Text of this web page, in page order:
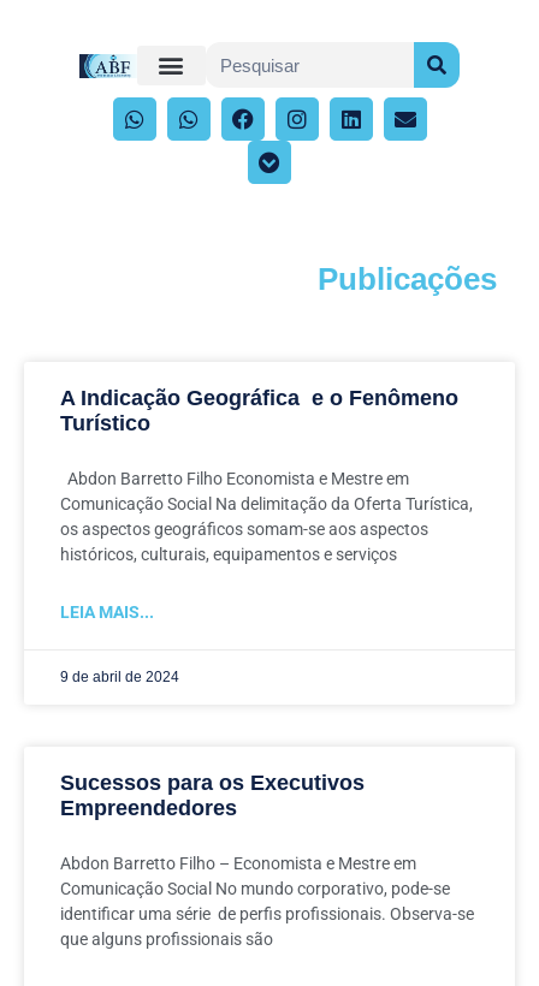
Publicações
A Indicação Geográfica e o Fenômeno
Turístico
Abdon Barretto Filho Economista e Mestre em
Comunicação Social Na delimitação da Oferta Turística,
os aspectos geográficos somam-se aos aspectos
históricos, culturais, equipamentos e serviços
LEIA MAIS...
9 de abril de 2024
Sucessos para os Executivos
Empreendedores
Abdon Barretto Filho – Economista e Mestre em
Comunicação Social No mundo corporativo, pode-se
identificar uma série de perfis profissionais. Observa-se
que alguns profissionais são